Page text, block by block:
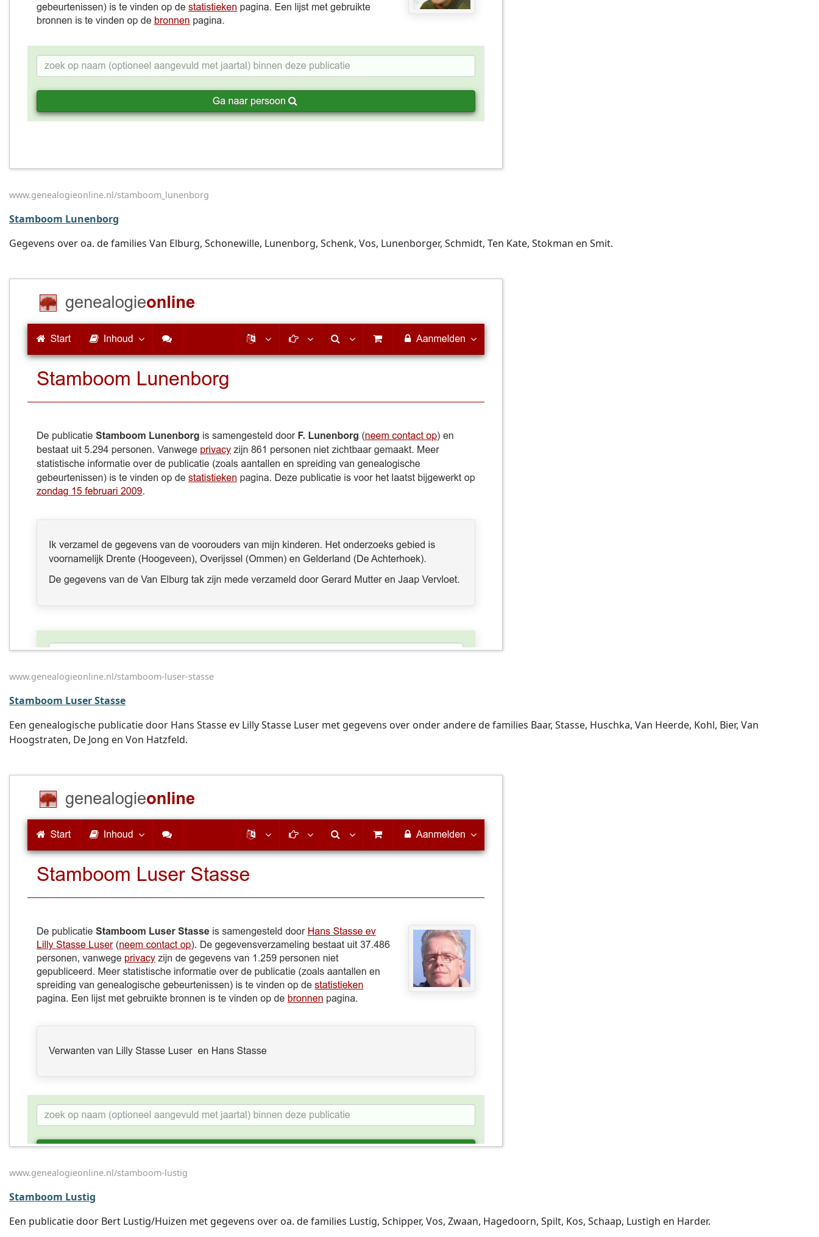
www.genealogieonline.nl/stamboom_lunenborg
Stamboom Lunenborg
Gegevens over oa. de families Van Elburg, Schonewille, Lunenborg, Schenk, Vos, Lunenborger, Schmidt, Ten Kate, Stokman en Smit.
www.genealogieonline.nl/stamboom-luser-stasse
Stamboom Luser Stasse
Een genealogische publicatie door Hans Stasse ev Lilly Stasse Luser met gegevens over onder andere de families Baar, Stasse, Huschka, Van Heerde, Kohl, Bier, Van
Hoogstraten, De Jong en Von Hatzfeld.
www.genealogieonline.nl/stamboom-lustig
Stamboom Lustig
Een publicatie door Bert Lustig/Huizen met gegevens over oa. de families Lustig, Schipper, Vos, Zwaan, Hagedoorn, Spilt, Kos, Schaap, Lustigh en Harder.